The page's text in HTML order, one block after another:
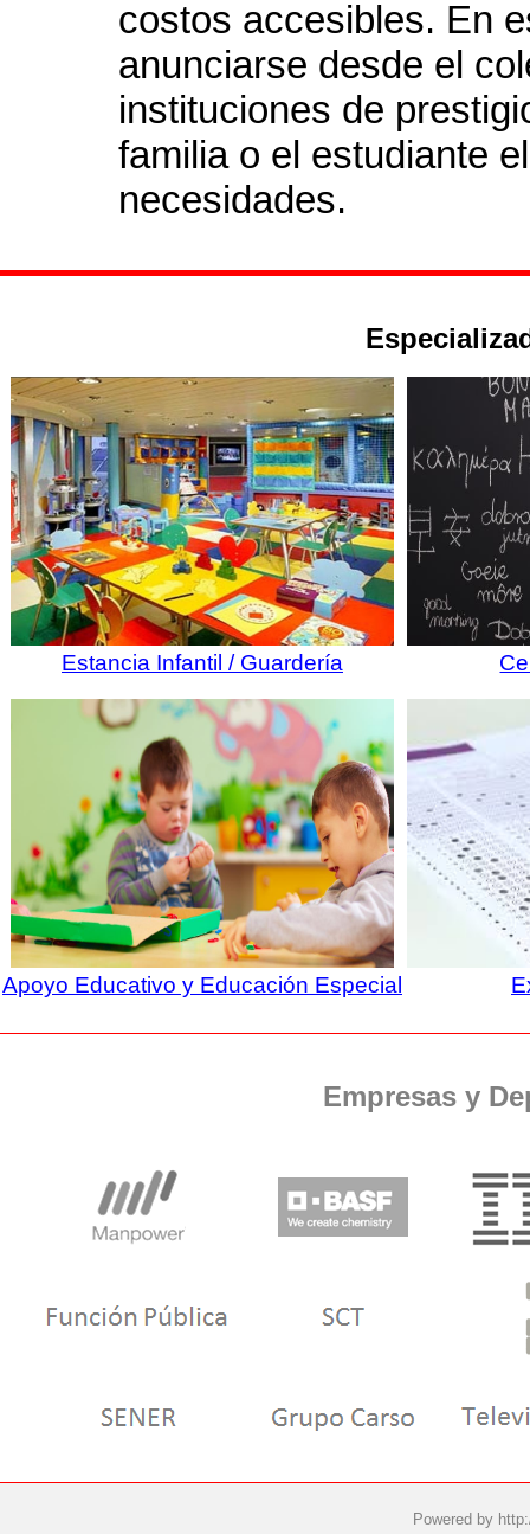
costos accesibles. En
anunciarse desde el
instituciones de
familia o el estudiante
necesidades.
Estancia Infantil / Guardería
Apoyo Educativo y Educación Especial
Empresas y
Powered by